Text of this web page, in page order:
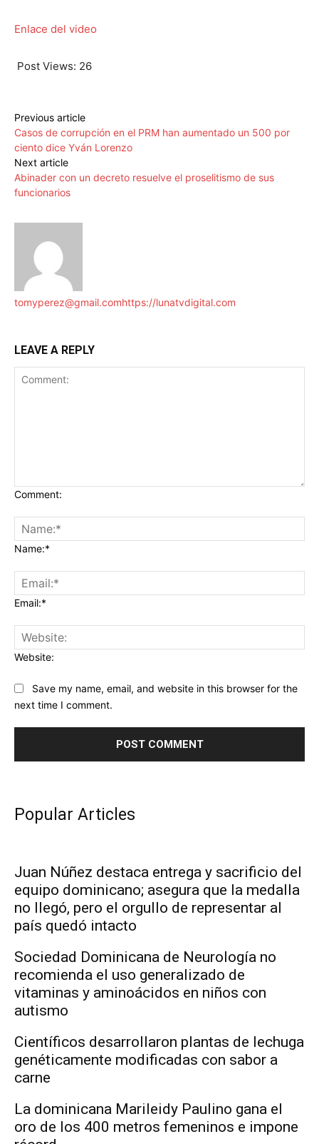
Enlace del video
Post Views: 26
Previous article
Casos de corrupción en el PRM han aumentado un 500 por
ciento dice Yván Lorenzo
Next article
Abinader con un decreto resuelve el proselitismo de sus
funcionarios
tomyperez@gmail.comhttps://lunatvdigital.com
LEAVE A REPLY
Comment:
Name:*
Email:*
Website:
Save my name, email, and website in this browser for the
next time I comment.
Popular Articles
Juan Núñez destaca entrega y sacrificio del
equipo dominicano; asegura que la medalla
no llegó, pero el orgullo de representar al
país quedó intacto
Sociedad Dominicana de Neurología no
recomienda el uso generalizado de
vitaminas y aminoácidos en niños con
autismo
Científicos desarrollaron plantas de lechuga
genéticamente modificadas con sabor a
carne
La dominicana Marileidy Paulino gana el
oro de los 400 metros femeninos e impone